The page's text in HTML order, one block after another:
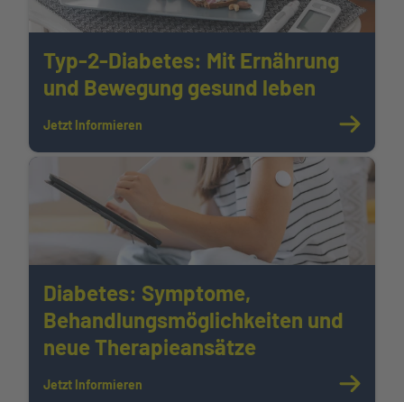
Typ-2-Diabetes: Mit Ernährung
und Bewegung gesund leben
Jetzt Informieren
Diabetes: Symptome,
Behandlungsmöglichkeiten und
neue Therapieansätze
Jetzt Informieren